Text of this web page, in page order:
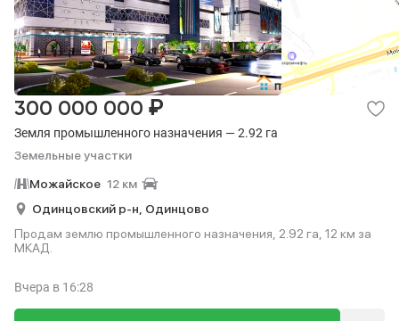
Земля промышленного назначения — 2.92 га
Земельные участки
300 000 000 ₽
Можайское 12 км
Одинцовский р-н, Одинцово
Продам землю промышленного назначения, 2.92 га, 12 км за
МКАД.
Вчера в 16:28